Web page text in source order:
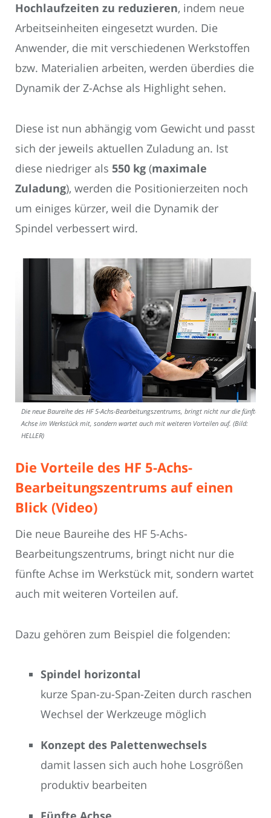
Hochlaufzeiten zu reduzieren, indem neue
Arbeitseinheiten eingesetzt wurden. Die
Anwender, die mit verschiedenen Werkstoffen
bzw. Materialien arbeiten, werden überdies die
Dynamik der Z-Achse als Highlight sehen.
Diese ist nun abhängig vom Gewicht und passt
sich der jeweils aktuellen Zuladung an. Ist
diese niedriger als 550 kg (maximale
Zuladung), werden die Positionierzeiten noch
um einiges kürzer, weil die Dynamik der
Spindel verbessert wird.
Die neue Baureihe des HF 5-Achs-Bearbeitungszentrums, bringt nicht nur die fünfte
Achse im Werkstück mit, sondern wartet auch mit weiteren Vorteilen auf. (Bild:
HELLER)
Die Vorteile des HF 5-Achs-
Bearbeitungszentrums auf einen
Blick (Video)
Die neue Baureihe des HF 5-Achs-
Bearbeitungszentrums, bringt nicht nur die
fünfte Achse im Werkstück mit, sondern wartet
auch mit weiteren Vorteilen auf.
Dazu gehören zum Beispiel die folgenden:
Spindel horizontal
kurze Span-zu-Span-Zeiten durch raschen
Wechsel der Werkzeuge möglich
Konzept des Palettenwechsels
damit lassen sich auch hohe Losgrößen
produktiv bearbeiten